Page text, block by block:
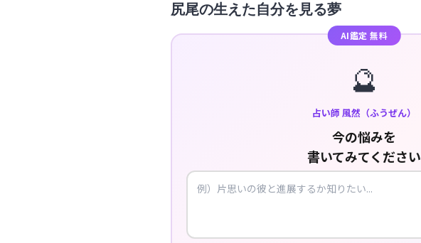
尻尾の生えた自分を見る夢
AI鑑定 無料
🔮
占い師 風然（ふうぜん）
今の悩みを
書いてみてください